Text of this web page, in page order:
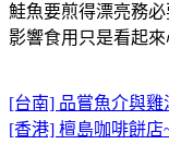
鮭魚要煎得漂亮務
影響食用只是看起
[台南] 品嘗魚介與
[香港] 檀島咖啡餅